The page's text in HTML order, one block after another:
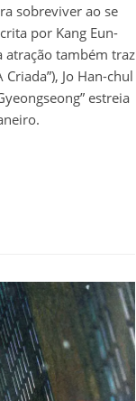
sobreviver ao se
por Kang Eun-
atração também traz
Jo Han-chul
estreia